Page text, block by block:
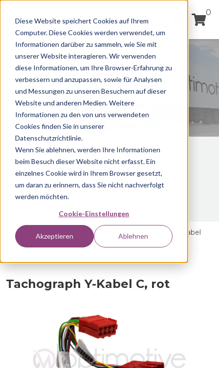
Diese Website speichert Cookies auf Ihrem
Computer. Diese Cookies werden verwendet, um
Informationen darüber zu sammeln, wie Sie mit
unserer Website interagieren. Wir verwenden
diese Informationen, um Ihre Browser-Erfahrung zu
verbessern und anzupassen, sowie für Analysen
und Messungen zu unseren Besuchern auf dieser
Website und anderen Medien. Weitere
Informationen zu den von uns verwendeten
Cookies finden Sie in unserer
Datenschutzrichtlinie.
Wenn Sie ablehnen, werden Ihre Informationen
beim Besuch dieser Website nicht erfasst. Ein
einzelnes Cookie wird in Ihrem Browser gesetzt,
um daran zu erinnern, dass Sie nicht nachverfolgt
werden möchten.
Cookie-Einstellungen
Akzeptieren Ablehnen
0
WEBSHOP
Optimotive Digitalflotte
Alle Produkte Ortung
Home > Alle Produkte > Zubehör > Tachograph Y-Kabel
C, rot
Tachograph Y-Kabel C, rot